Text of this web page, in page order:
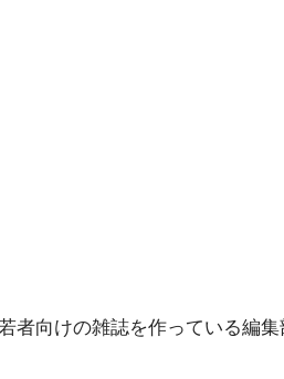
者向けの雑誌を作っている編